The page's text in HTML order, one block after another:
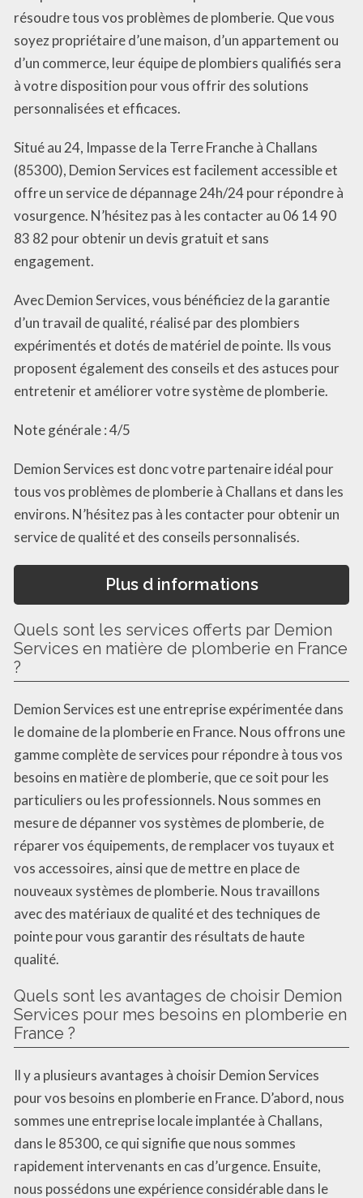
résoudre tous vos problèmes de plomberie. Que vous
soyez propriétaire d’une maison, d’un appartement ou
d’un commerce, leur équipe de plombiers qualifiés sera
à votre disposition pour vous offrir des solutions
personnalisées et efficaces.
Situé au 24, Impasse de la Terre Franche à Challans
(85300), Demion Services est facilement accessible et
offre un service de dépannage 24h/24 pour répondre à
vosurgence. N’hésitez pas à les contacter au 06 14 90
83 82 pour obtenir un devis gratuit et sans
engagement.
Avec Demion Services, vous bénéficiez de la garantie
d’un travail de qualité, réalisé par des plombiers
expérimentés et dotés de matériel de pointe. Ils vous
proposent également des conseils et des astuces pour
entretenir et améliorer votre système de plomberie.
Note générale : 4/5
Demion Services est donc votre partenaire idéal pour
tous vos problèmes de plomberie à Challans et dans les
environs. N’hésitez pas à les contacter pour obtenir un
service de qualité et des conseils personnalisés.
Plus d informations
Quels sont les services offerts par Demion
Services en matière de plomberie en France
?
Demion Services est une entreprise expérimentée dans
le domaine de la plomberie en France. Nous offrons une
gamme complète de services pour répondre à tous vos
besoins en matière de plomberie, que ce soit pour les
particuliers ou les professionnels. Nous sommes en
mesure de dépanner vos systèmes de plomberie, de
réparer vos équipements, de remplacer vos tuyaux et
vos accessoires, ainsi que de mettre en place de
nouveaux systèmes de plomberie. Nous travaillons
avec des matériaux de qualité et des techniques de
pointe pour vous garantir des résultats de haute
qualité.
Quels sont les avantages de choisir Demion
Services pour mes besoins en plomberie en
France ?
Il y a plusieurs avantages à choisir Demion Services
pour vos besoins en plomberie en France. D’abord, nous
sommes une entreprise locale implantée à Challans,
dans le 85300, ce qui signifie que nous sommes
rapidement intervenants en cas d’urgence. Ensuite,
nous possédons une expérience considérable dans le